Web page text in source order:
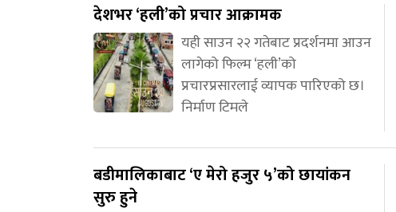
देशभर ‘हली’को प्रचार आक्रामक
यही साउन २२ गतेबाट प्रदर्शनमा आउन
लागेको फिल्म ‘हली’को
प्रचारप्रसारलाई व्यापक पारिएको छ।
निर्माण टिमले
बडीमालिकाबाट ‘ए मेरो हजुर ५’को छायांकन
सुरु हुने